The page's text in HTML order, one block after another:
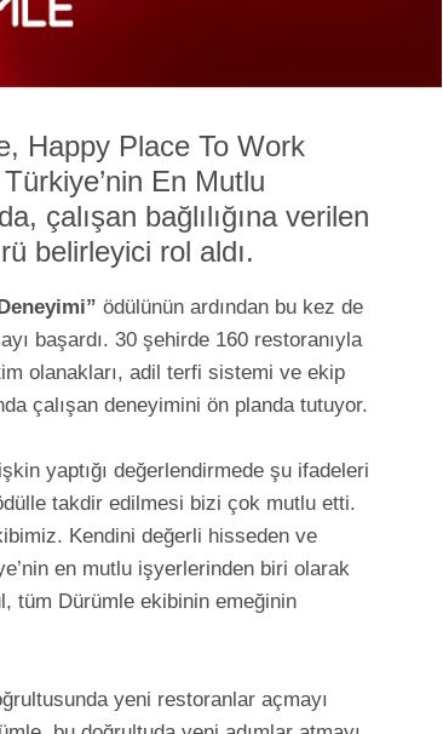
Happy Place To Work
En Mutlu
çalışan bağlılığına verilen
belirleyici rol aldı.
ödülünün ardından bu kez de
başardı. 30 şehirde 160 restoranıyla
olanakları, adil terfi sistemi ve ekip
çalışan deneyimini ön planda tutuyor.
yaptığı değerlendirmede şu ifadeleri
takdir edilmesi bizi çok mutlu etti.
Kendini değerli hisseden ve
en mutlu işyerlerinden biri olarak
tüm Dürümle ekibinin emeğinin
yeni restoranlar açmayı